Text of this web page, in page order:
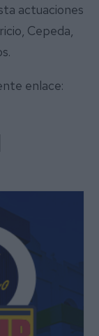
actuaciones
Cepeda,
enlace: